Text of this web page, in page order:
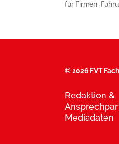
für Firmen,
©2026 FVT
Redaktion &
Mediadaten